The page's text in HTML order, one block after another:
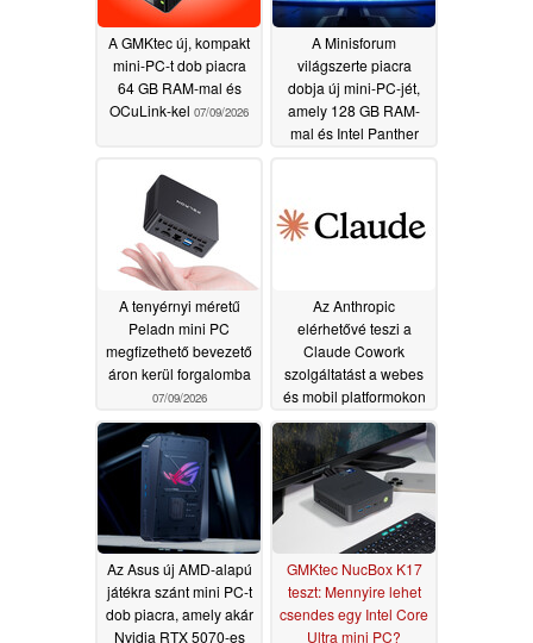
A GMKtec új, kompakt
mini-PC-t dob piacra
64 GB RAM-mal és
OCuLink-kel 07/09/2026
A Minisforum
világszerte piacra
dobja új mini-PC-jét,
amely 128 GB RAM-
mal és Intel Panther
A tenyérnyi méretű
Peladn mini PC
megfizethető bevezető
áron kerül forgalomba
07/09/2026
Az Anthropic
elérhetővé teszi a
Claude Cowork
szolgáltatást a webes
és mobil platformokon
07/08/2026
Az Asus új AMD-alapú
játékra szánt mini PC-t
dob piacra, amely akár
Nvidia RTX 5070-es
GMKtec NucBox K17
teszt: Mennyire lehet
csendes egy Intel Core
Ultra mini PC?